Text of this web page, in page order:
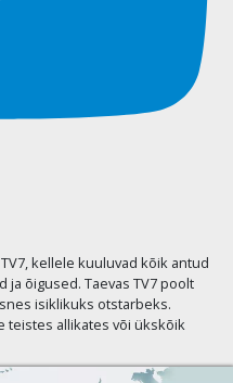
kellele kuuluvad kõik antud
õigused. Taevas TV7 poolt
isiklikuks otstarbeks.
teistes allikates või ükskõik